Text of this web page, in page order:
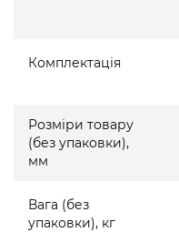
Комплектація
Розміри товару
(без упаковки),
мм
Вага (без
упаковки), кг